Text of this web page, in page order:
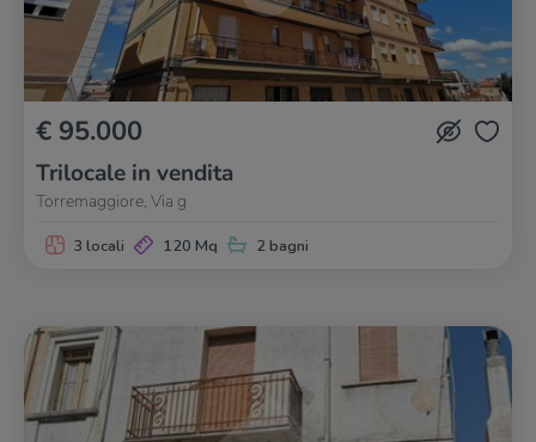
€ 95.000
Trilocale in vendita
Torremaggiore, Via g
3 locali 120 Mq 2 bagni